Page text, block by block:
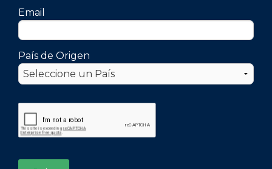
Email
País de Origen